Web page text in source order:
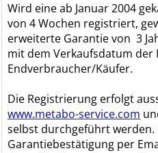
Wird eine ab Januar 2004
von 4 Wochen registriert,
erweiterte Garantie von 3
mit dem Verkaufsdatum der
Endverbraucher/Käufer.
Die Registrierung erfolgt
www.metabo-service.com
selbst durchgeführt werden.
Garantiebestätigung per